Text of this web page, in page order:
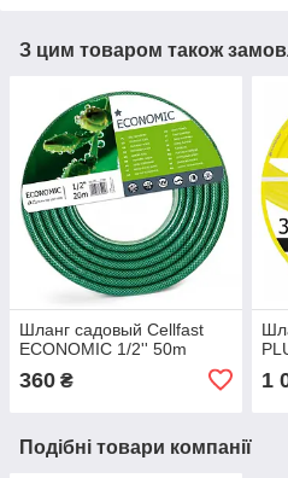
З цим товаром також
Шланг садовый Cellfast
ECONOMIC 1/2'' 50m
360 ₴ 1
Подібні товари компанії